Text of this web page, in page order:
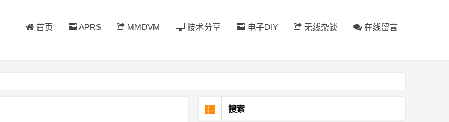
首页 APRS MMDVM 技术分享 电子DIY 无线杂谈 在线留言
搜索